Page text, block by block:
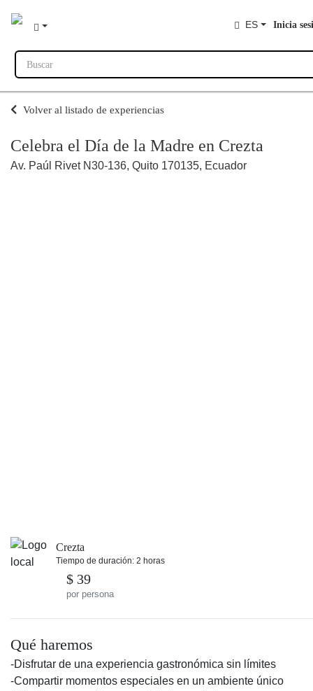
ES Inicia
Buscar
Volver al listado de experiencias
Celebra el Día de la Madre en Crezta
Av. Paúl Rivet N30-136, Quito 170135, Ecuador
Crezta
Tiempo de duración: 2 horas
$ 39
por persona
Qué haremos
-Disfrutar de una experiencia gastronómica sin límites
-Compartir momentos especiales en un ambiente único